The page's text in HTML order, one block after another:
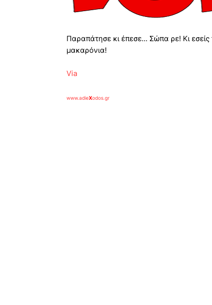
Παραπάτησε κι έπεσε... Σώπα ρε! Κι
μακαρόνια!
Via
www.adieXodos.gr